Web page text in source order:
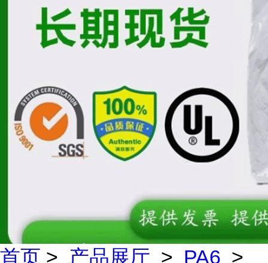
首页 > 产品展厅 > PA6 >